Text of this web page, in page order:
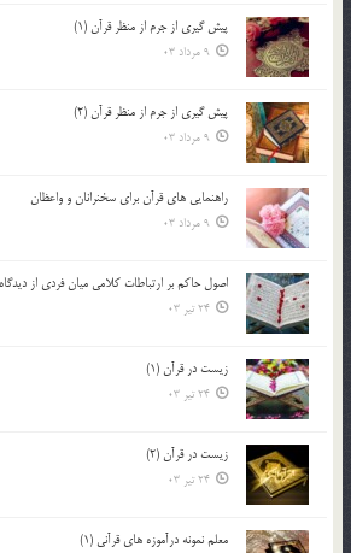
پيش گيري از جرم از منظر قرآن (1)
9 مرداد 03
پيش گيري از جرم از منظر قرآن (2)
9 مرداد 03
راهنمایی های قرآن برای سخنرانان و واعظان
9 مرداد 03
اصول حاكم بر ارتباطات كلامى ميان فردى از
24 تیر 03
زیست در قرآن (1)
24 تیر 03
زیست در قرآن (2)
24 تیر 03
معلم نمونه درآموزه هاي قرآني (1)